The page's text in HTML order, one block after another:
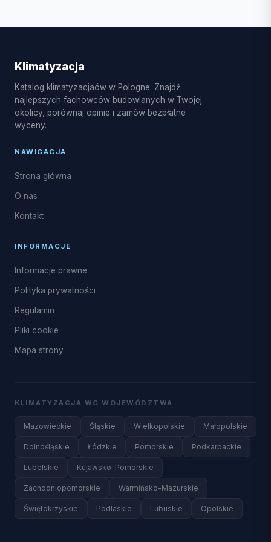
systemów split i multi-split, pompy ciepła powietrze-
freonowego oraz uzupełnianie czynnika R32.
Klimatyzacja
Katalog klimatyzacjaów w Pologne. Znajdź
najlepszych fachowców budowlanych w Twojej
okolicy, porównaj opinie i zamów bezpłatne
wyceny.
NAWIGACJA
Strona główna
O nas
Kontakt
INFORMACJE
Informacje prawne
Polityka prywatności
Regulamin
Pliki cookie
Mapa strony
KLIMATYZACJA WG WOJEWÓDZTWA
Mazowieckie Śląskie Wielkopolskie Małopolskie
Dolnośląskie Łódzkie Pomorskie Podkarpackie
Lubelskie Kujawsko-Pomorskie
Zachodniopomorskie Warmińsko-Mazurskie
Świętokrzyskie Podlaskie Lubuskie Opolskie